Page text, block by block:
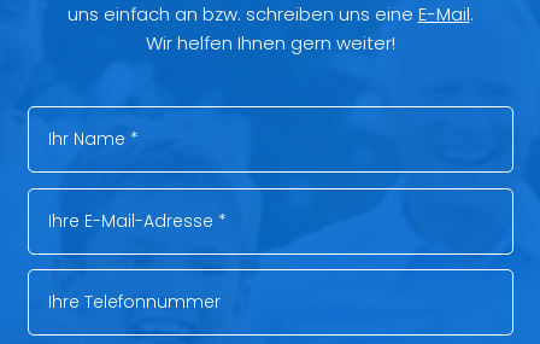
uns einfach an bzw. schreiben uns eine E-Mail.
Wir helfen Ihnen gern weiter!